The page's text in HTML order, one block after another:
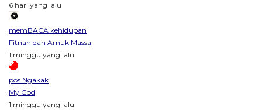
6 hari yang lalu
memBACA kehidupan
Fitnah dan Amuk Massa
1 minggu yang lalu
pos Ngakak
My God
1 minggu yang lalu